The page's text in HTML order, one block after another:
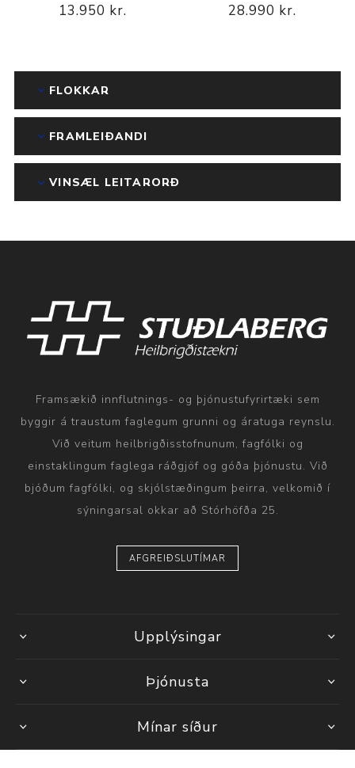
13.950 kr. 28.990 kr.
FLOKKAR
FRAMLEIÐANDI
VINSÆL LEITARORÐ
Framsækið innflutnings- og þjónustufyrirtæki sem
byggir á traustum faglegum grunni og áratuga reynslu.
Við veitum heilbrigðisstofnunum, fagfólki og
einstaklingum faglega ráðgjöf og góða þjónustu. Við
bjóðum fagfólki, og skjólstæðingum þeirra, velkomið í
sýningarsal okkar að Stórhöfða 25.
AFGREIÐSLUTÍMAR
Upplýsingar
Þjónusta
Mínar síður